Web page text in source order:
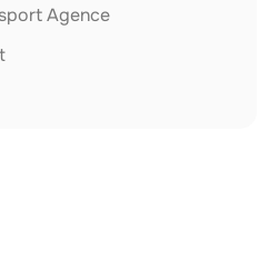
Agence